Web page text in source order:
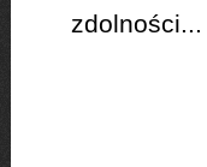
zdolności...